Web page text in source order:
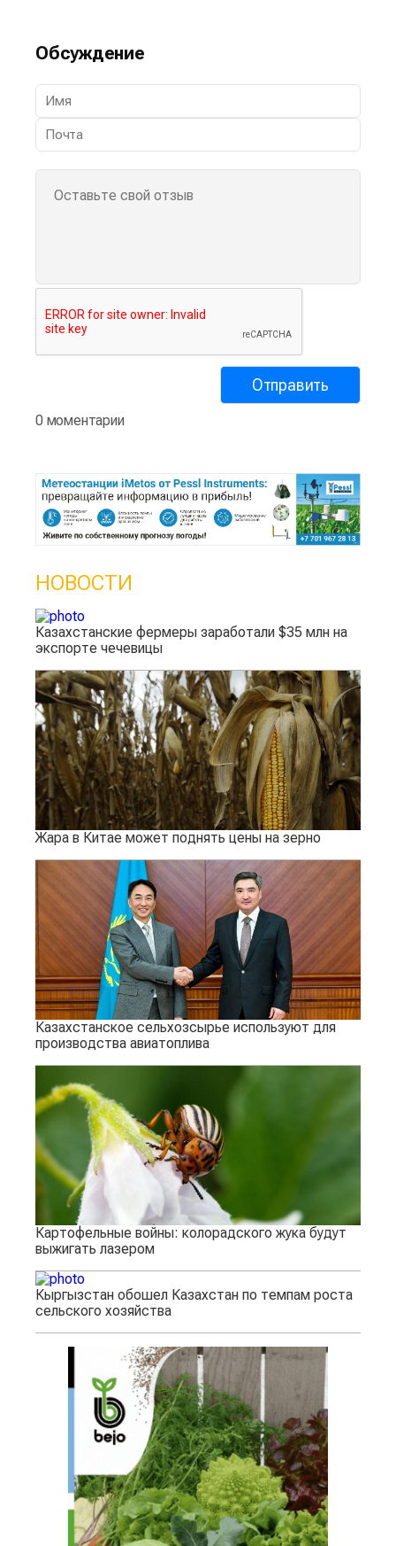
Обсуждение
0 моментарии
НОВОСТИ
Казахстанские фермеры заработали $35 млн на
экспорте чечевицы
Жара в Китае может поднять цены на зерно
Казахстанское сельхозсырье используют для
производства авиатоплива
Картофельные войны: колорадского жука будут
выжигать лазером
Кыргызстан обошел Казахстан по темпам роста
сельского хозяйства